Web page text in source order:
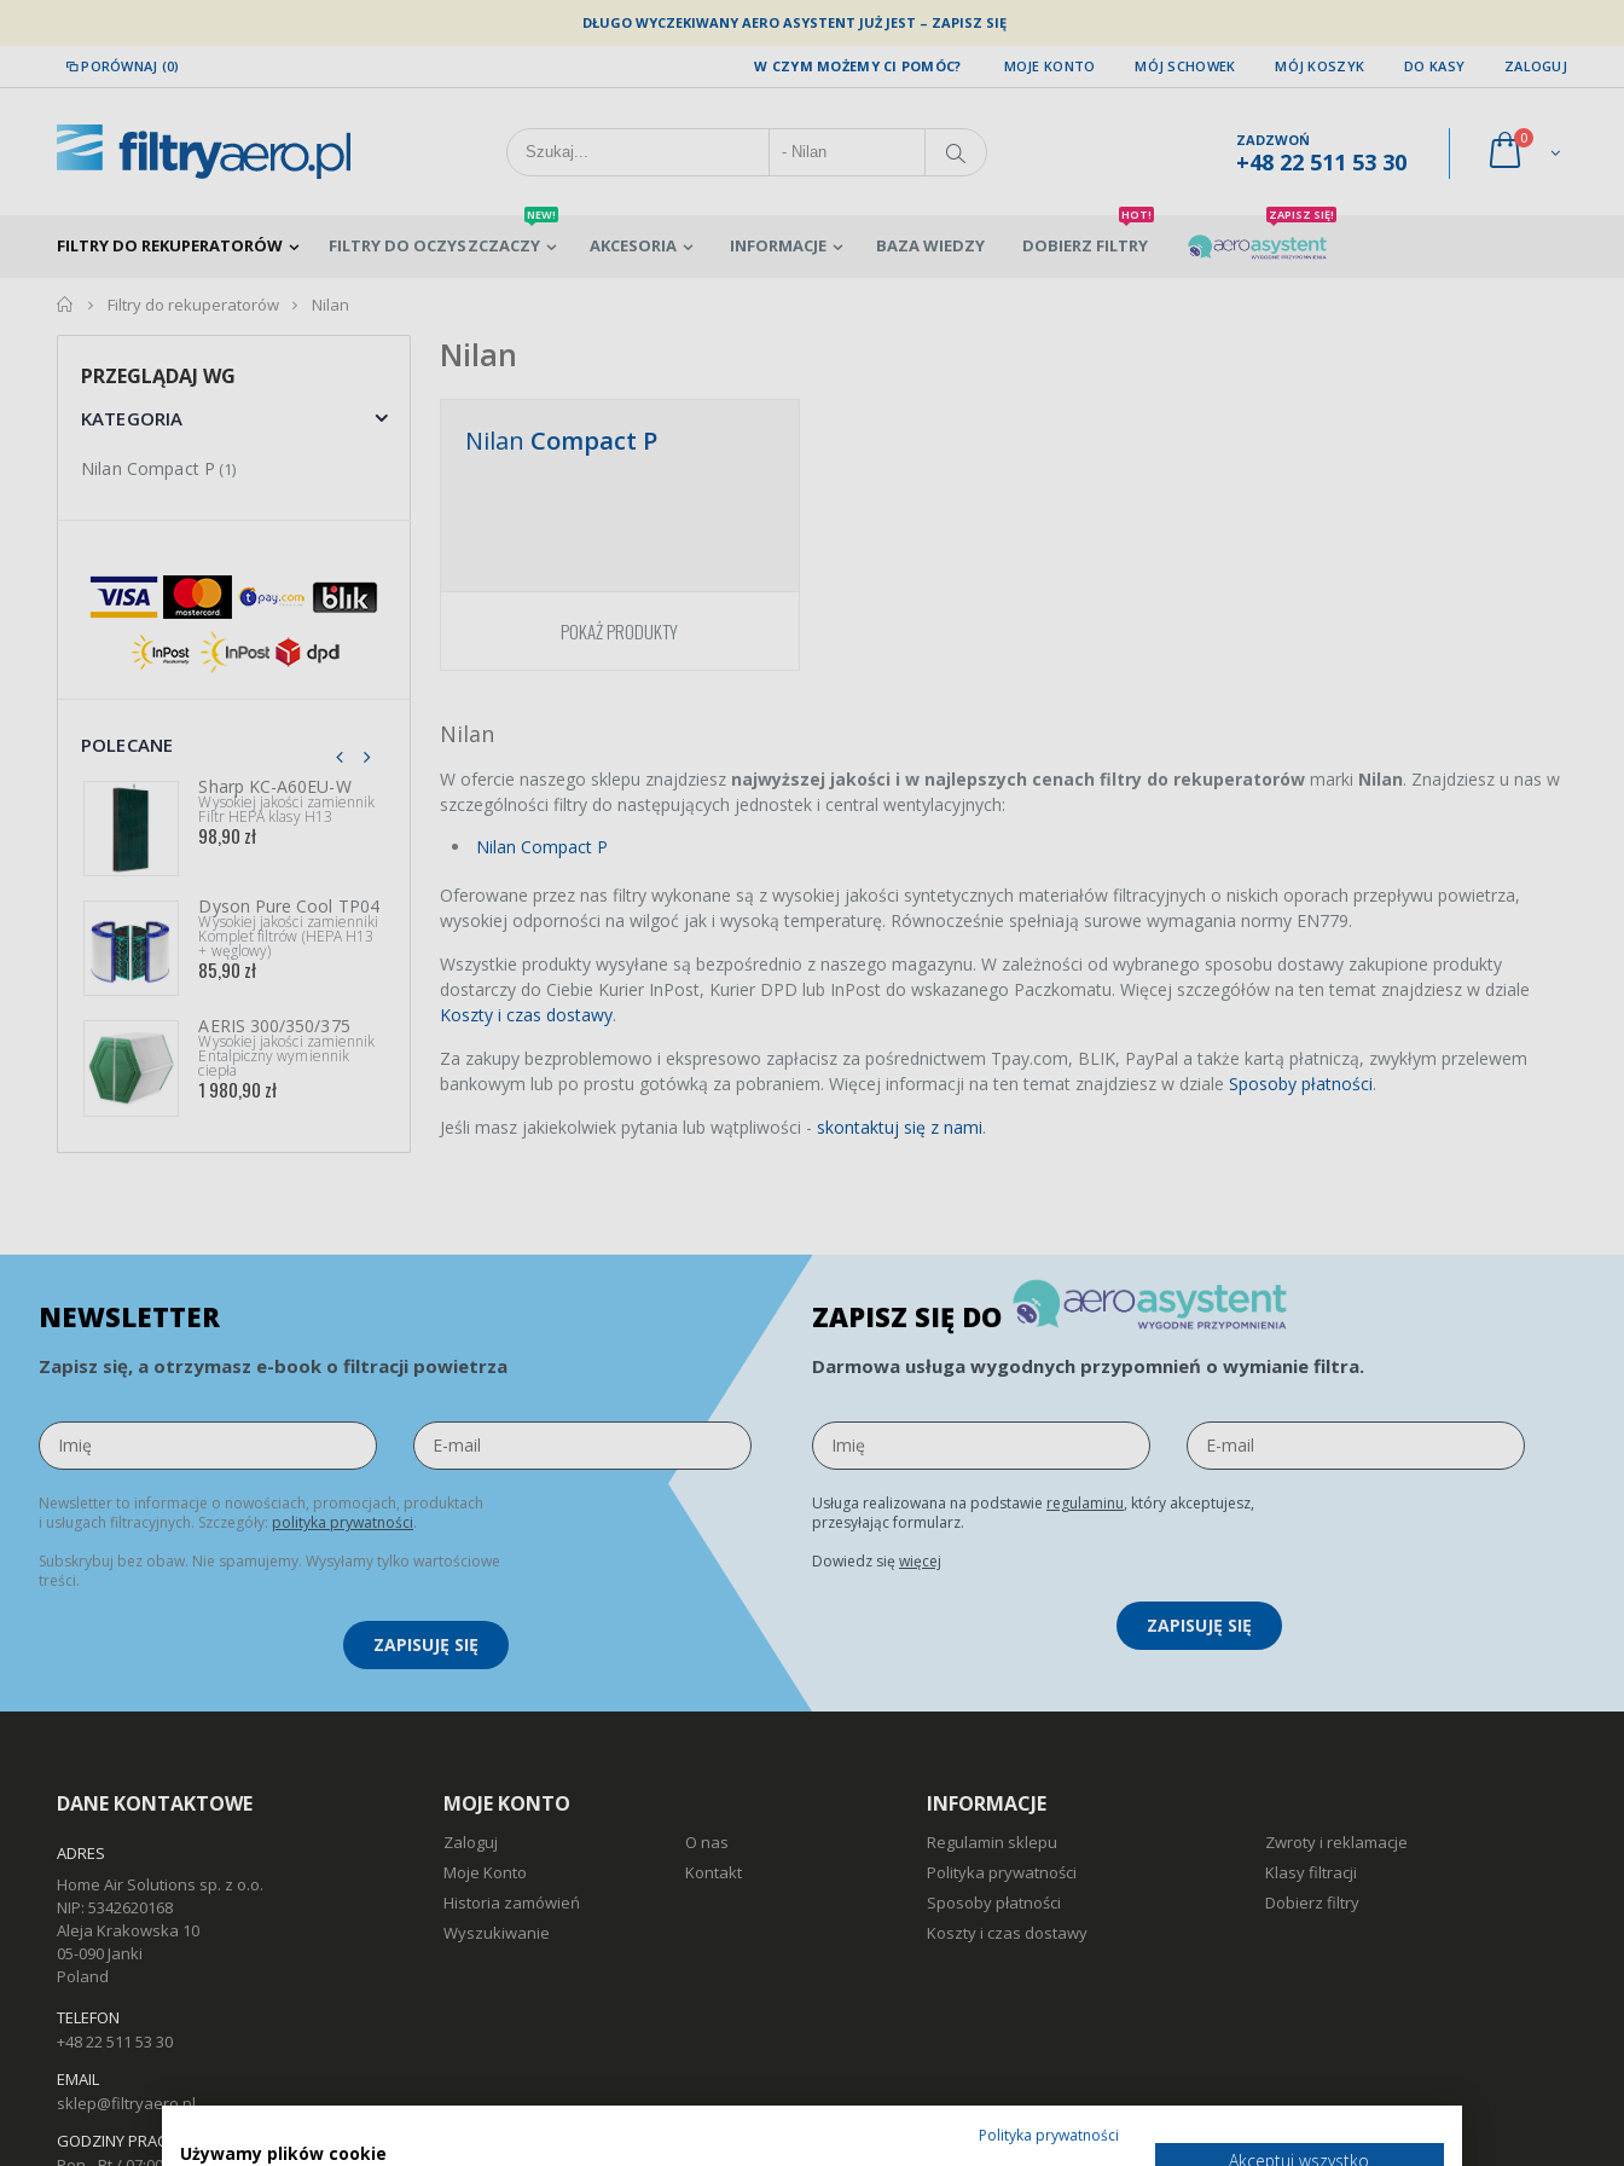
DŁUGO WYCZEKIWANY AERO ASYSTENT JUŻ JEST – ZAPISZ SIĘ
PORÓWNAJ (0) MOJE KONTO MÓJ SCHOWEK MÓJ KOSZYK DO KASY ZALOGUJ
W CZYM MOŻEMY CI POMÓC?
ZADZWOŃ
+48 22 511 53 30
0
FILTRY DO REKUPERATORÓW FILTRY DO OCZYSZCZACZY
NEW!
AKCESORIA INFORMACJE BAZA WIEDZY DOBIERZ FILTRY
HOT! ZAPISZ SIĘ!
home
Filtry do rekuperatorów Nilan
Nilan
Nilan Compact P
POKAŻ PRODUKTY
Nilan
W ofercie naszego sklepu znajdziesz najwyższej jakości i w najlepszych cenach filtry do rekuperatorów marki Nilan. Znajdziesz u nas w
szczególności filtry do następujących jednostek i central wentylacyjnych:
Nilan Compact P
Oferowane przez nas filtry wykonane są z wysokiej jakości syntetycznych materiałów filtracyjnych o niskich oporach przepływu powietrza,
wysokiej odporności na wilgoć jak i wysoką temperaturę. Równocześnie spełniają surowe wymagania normy EN779.
Wszystkie produkty wysyłane są bezpośrednio z naszego magazynu. W zależności od wybranego sposobu dostawy zakupione produkty
dostarczy do Ciebie Kurier InPost, Kurier DPD lub InPost do wskazanego Paczkomatu. Więcej szczegółów na ten temat znajdziesz w dziale
Koszty i czas dostawy.
Za zakupy bezproblemowo i ekspresowo zapłacisz za pośrednictwem Tpay.com, BLIK, PayPal a także kartą płatniczą, zwykłym przelewem
bankowym lub po prostu gotówką za pobraniem. Więcej informacji na ten temat znajdziesz w dziale Sposoby płatności.
Jeśli masz jakiekolwiek pytania lub wątpliwości - skontaktuj się z nami.
PRZEGLĄDAJ WG
KATEGORIA
Nilan Compact P (1)
POLECANE
Sharp KC-A60EU-W
Wysokiej jakości zamiennik
Filtr HEPA klasy H13
98,90 zł
Dyson Pure Cool TP04
Wysokiej jakości zamienniki
Komplet filtrów (HEPA H13
+ węglowy)
85,90 zł
AERIS 300/350/375
Wysokiej jakości zamiennik
Entalpiczny wymiennik
ciepła
1 980,90 zł
Philips AC4081
Wysokiej jakości zamiennik
Filtr nawilżający
44,90 zł
Komfovent Verso CF
1700 U/H/V
Wysokiej jakości zamienniki
Komplet filtrów klasy M5/M5
(ePM10 55%/ePM10 55%)
285,90 zł
Sharp KC-A60EU-W
Wysokiej jakości zamiennik
Filtr węglowy
78,90 zł
NEWSLETTER
Zapisz się, a otrzymasz e-book o filtracji powietrza
Newsletter to informacje o nowościach, promocjach, produktach
i usługach filtracyjnych. Szczegóły: polityka prywatności.
Subskrybuj bez obaw. Nie spamujemy. Wysyłamy tylko wartościowe
treści.
ZAPISUJĘ SIĘ
ZAPISZ SIĘ DO
Darmowa usługa wygodnych przypomnień o wymianie filtra.
Usługa realizowana na podstawie regulaminu, który akceptujesz,
przesyłając formularz.
Dowiedz się więcej
ZAPISUJĘ SIĘ
DANE KONTAKTOWE
ADRES
Home Air Solutions sp. z o.o.
NIP: 5342620168
Aleja Krakowska 10
05-090 Janki
Poland
TELEFON
+48 22 511 53 30
EMAIL
sklep@filtryaero.pl
GODZINY PRACY
MOJE KONTO
Zaloguj
Moje Konto
Historia zamówień
Wyszukiwanie
O nas
Kontakt
INFORMACJE
Regulamin sklepu
Polityka prywatności
Sposoby płatności
Koszty i czas dostawy
Zwroty i reklamacje
Klasy filtracji
Dobierz filtry
Polityka prywatności
Używamy plików cookie Akceptuj wszystko